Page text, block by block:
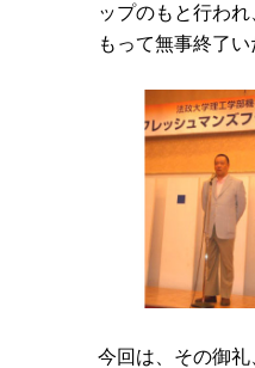
ップのもと行わ
もって無事終了い
今回は、その御